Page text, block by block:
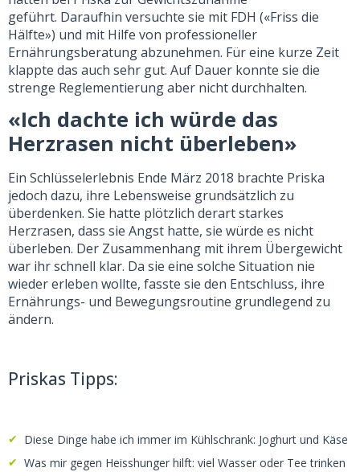
geführt. Daraufhin versuchte sie mit FDH («Friss die
Hälfte») und mit Hilfe von professioneller
Ernährungsberatung abzunehmen. Für eine kurze Zeit
klappte das auch sehr gut. Auf Dauer konnte sie die
strenge Reglementierung aber nicht durchhalten.
«Ich dachte ich würde das
Herzrasen nicht überleben»
Ein Schlüsselerlebnis Ende März 2018 brachte Priska
jedoch dazu, ihre Lebensweise grundsätzlich zu
überdenken. Sie hatte plötzlich derart starkes
Herzrasen, dass sie Angst hatte, sie würde es nicht
überleben. Der Zusammenhang mit ihrem Übergewicht
war ihr schnell klar. Da sie eine solche Situation nie
wieder erleben wollte, fasste sie den Entschluss, ihre
Ernährungs- und Bewegungsroutine grundlegend zu
ändern.
Priskas Tipps:
Diese Dinge habe ich immer im Kühlschrank: Joghurt und Käse
Was mir gegen Heisshunger hilft: viel Wasser oder Tee trinken